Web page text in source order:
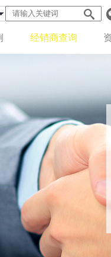
经销商查询